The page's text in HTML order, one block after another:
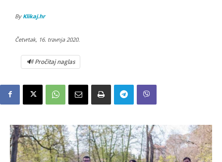
By Klikaj.hr
Četvrtak, 16. travnja 2020.
🔊 Pročitaj naglas